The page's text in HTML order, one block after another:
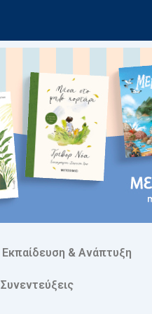
Εκπαίδευση & Ανάπτυξη
Συνεντεύξεις